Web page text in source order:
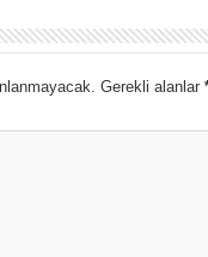
Gerekli alanlar